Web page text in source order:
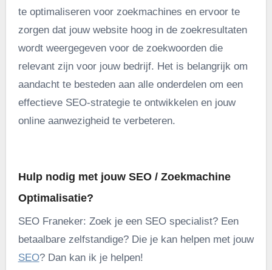
te optimaliseren voor zoekmachines en ervoor te
zorgen dat jouw website hoog in de zoekresultaten
wordt weergegeven voor de zoekwoorden die
relevant zijn voor jouw bedrijf. Het is belangrijk om
aandacht te besteden aan alle onderdelen om een
effectieve SEO-strategie te ontwikkelen en jouw
online aanwezigheid te verbeteren.
Hulp nodig met jouw SEO / Zoekmachine
Optimalisatie?
SEO Franeker: Zoek je een SEO specialist? Een
betaalbare zelfstandige? Die je kan helpen met jouw
SEO? Dan kan ik je helpen!